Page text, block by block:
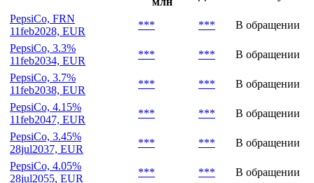
PepsiCo, FRN
11feb2028, EUR
*** ***
В обращении
PepsiCo, 3.3%
11feb2034, EUR
*** ***
В обращении
PepsiCo, 3.7%
11feb2038, EUR
*** ***
В обращении
PepsiCo, 4.15%
11feb2047, EUR
*** ***
В обращении
PepsiCo, 3.45%
28jul2037, EUR
*** ***
В обращении
PepsiCo, 4.05%
28jul2055, EUR
*** ***
В обращении